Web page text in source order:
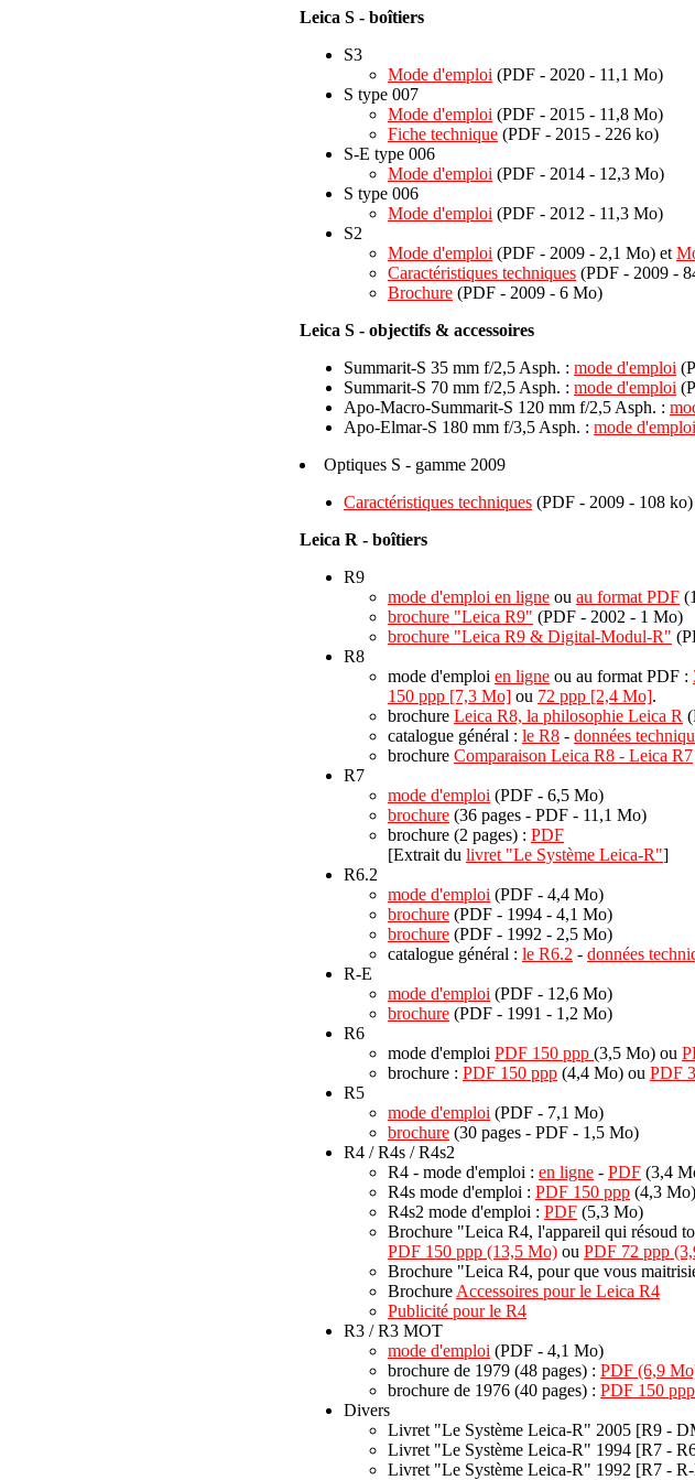
Leica S - boîtiers
S3
Mode d'emploi (PDF - 2020 - 11,1 Mo)
S type 007
Mode d'emploi (PDF - 2015 - 11,8 Mo)
Fiche technique (PDF - 2015 - 226 ko)
S-E type 006
Mode d'emploi (PDF - 2014 - 12,3 Mo)
S type 006
Mode d'emploi (PDF - 2012 - 11,3 Mo)
S2
Mode d'emploi (PDF - 2009 - 2,1 Mo) et
Caractéristiques techniques (PDF - 2009 -
Brochure (PDF - 2009 - 6 Mo)
Leica S - objectifs & accessoires
Summarit-S 35 mm f/2,5 Asph. : mode d'emploi
Summarit-S 70 mm f/2,5 Asph. : mode d'emploi
Apo-Macro-Summarit-S 120 mm f/2,5 Asph. :
Apo-Elmar-S 180 mm f/3,5 Asph. : mode d'emploi
Optiques S - gamme 2009
Caractéristiques techniques (PDF - 2009 - 108 ko)
Leica R - boîtiers
R9
mode d'emploi en ligne ou au format PDF
brochure "Leica R9" (PDF - 2002 - 1 Mo)
brochure "Leica R9 & Digital-Modul-R"
R8
mode d'emploi en ligne ou au format PDF :
150 ppp [7,3 Mo] ou 72 ppp [2,4 Mo].
brochure Leica R8, la philosophie Leica R
catalogue général : le R8 - données
brochure Comparaison Leica R8 - Leica R7
R7
mode d'emploi (PDF - 6,5 Mo)
brochure (36 pages - PDF - 11,1 Mo)
brochure (2 pages) : PDF
[Extrait du livret "Le Système Leica-R"]
R6.2
mode d'emploi (PDF - 4,4 Mo)
brochure (PDF - 1994 - 4,1 Mo)
brochure (PDF - 1992 - 2,5 Mo)
catalogue général : le R6.2 - données
R-E
mode d'emploi (PDF - 12,6 Mo)
brochure (PDF - 1991 - 1,2 Mo)
R6
mode d'emploi PDF 150 ppp (3,5 Mo) ou
brochure : PDF 150 ppp (4,4 Mo) ou PDF
R5
mode d'emploi (PDF - 7,1 Mo)
brochure (30 pages - PDF - 1,5 Mo)
R4 / R4s / R4s2
R4 - mode d'emploi : en ligne - PDF (3,4
R4s mode d'emploi : PDF 150 ppp (4,3
R4s2 mode d'emploi : PDF (5,3 Mo)
Brochure "Leica R4, l'appareil qui résoud
PDF 150 ppp (13,5 Mo) ou PDF 72 ppp
Brochure "Leica R4, pour que vous
Brochure Accessoires pour le Leica R4
Publicité pour le R4
R3 / R3 MOT
mode d'emploi (PDF - 4,1 Mo)
brochure de 1979 (48 pages) : PDF (6,9
brochure de 1976 (40 pages) : PDF 150
Divers
Livret "Le Système Leica-R" 2005 [R9 -
Livret "Le Système Leica-R" 1994 [R7 -
Livret "Le Système Leica-R" 1992 [R7 -